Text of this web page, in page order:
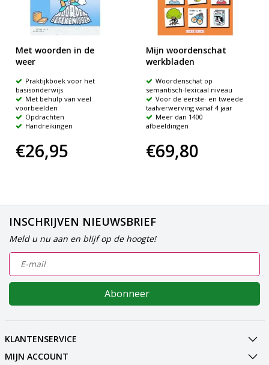
Met woorden in de
weer
Praktijkboek voor het
basisonderwijs
Met behulp van veel
voorbeelden
Opdrachten
Handreikingen
€26,95
Mijn woordenschat
werkbladen
Woordenschat op
semantisch-lexicaal niveau
Voor de eerste- en tweede
taalverwerving vanaf 4 jaar
Meer dan 1400
afbeeldingen
€69,80
INSCHRIJVEN NIEUWSBRIEF
Meld u nu aan en blijf op de hoogte!
Abonneer
KLANTENSERVICE
MIJN ACCOUNT